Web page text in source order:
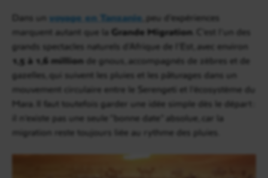
Dans un voyage en Tanzanie , peu d’expériences
marquent autant que la Grande Migration . C’est l’un des
grands spectacles naturels d’Afrique de l’Est, avec environ
1,5 à 1,6 million de gnous, accompagnés de zèbres et de
gazelles, qui suivent les pluies et les pâturages dans un
mouvement circulaire entre le Serengeti et l’écosystème du
Mara. Il faut toutefois garder une idée simple dès le départ :
il n’existe pas une seule “bonne date” absolue, car la
migration reste toujours liée au rythme des pluies.